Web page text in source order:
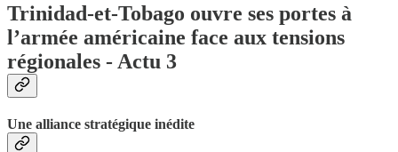
Trinidad-et-Tobago ouvre ses portes à
l’armée américaine face aux tensions
régionales - Actu 3
Une alliance stratégique inédite